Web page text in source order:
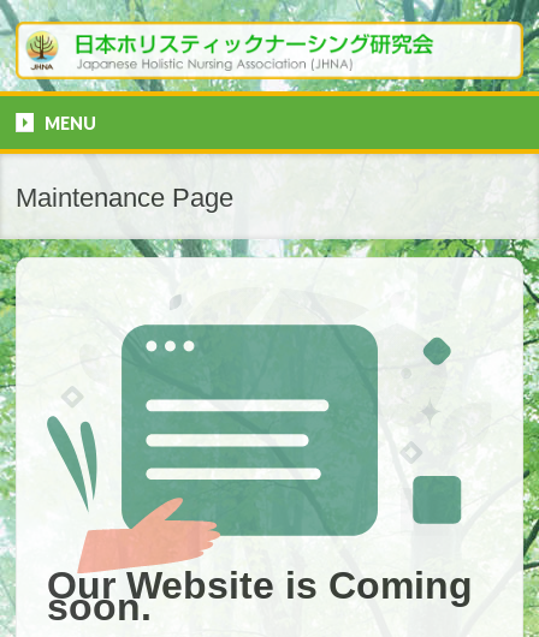
MENU
Maintenance Page
Our Website is Coming
soon.